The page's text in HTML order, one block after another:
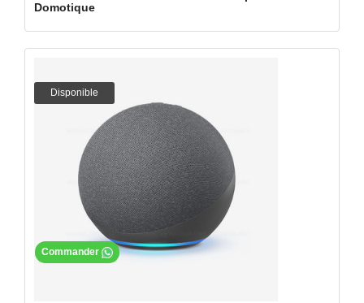
Domotique
Disponible
Commander